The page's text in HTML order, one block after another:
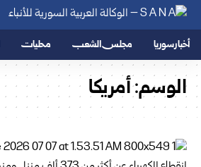
أخبار سوريا مجلس الشعب محليات
الوسم:‏أمريكا